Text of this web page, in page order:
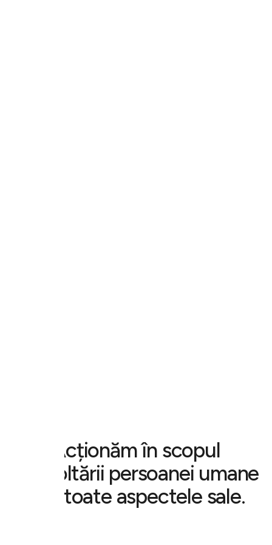
Acționăm în scopul
dezvoltării persoanei umane
sub toate aspectele sale.